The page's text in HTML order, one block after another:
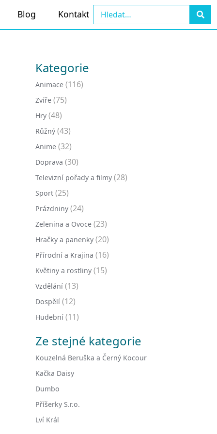
Blog Kontakt
Kategorie
Animace (116)
Zvíře (75)
Hry (48)
Růžný (43)
Anime (32)
Doprava (30)
Televizní pořady a filmy (28)
Sport (25)
Prázdniny (24)
Zelenina a Ovoce (23)
Hračky a panenky (20)
Přírodní a Krajina (16)
Květiny a rostliny (15)
Vzdělání (13)
Dospělí (12)
Hudební (11)
Ze stejné kategorie
Kouzelná Beruška a Černý Kocour
Kačka Daisy
Dumbo
Příšerky S.r.o.
Lví Král